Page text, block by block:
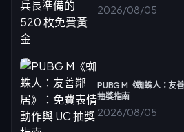
2026/08/05
PUBG M《蜘蛛人：友
抽獎指南
2026/08/05